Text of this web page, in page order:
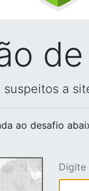
a
ao desafio
Digite